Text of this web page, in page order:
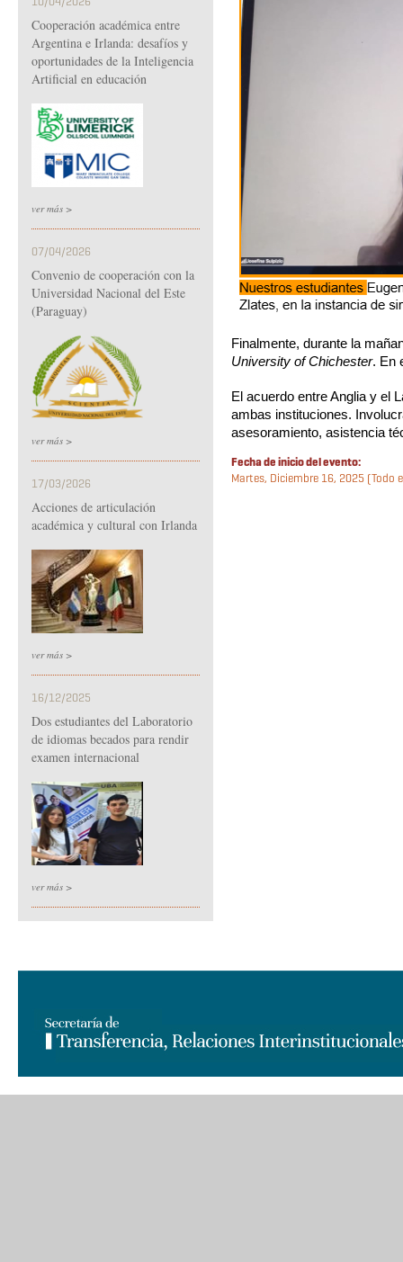
Cooperación académica entre
Argentina e Irlanda: desafíos y
oportunidades de la Inteligencia
Artificial en educación
ver más >
07/04/2026
Convenio de cooperación con la
Universidad Nacional del Este
(Paraguay)
ver más >
17/03/2026
Acciones de articulación
académica y cultural con Irlanda
ver más >
16/12/2025
Dos estudiantes del Laboratorio
de idiomas becados para rendir
examen internacional
ver más >
Finalmente, durante la
University of Chichester. En
El acuerdo entre Anglia y el
ambas instituciones.
asesoramiento, asistencia
Fecha de inicio del evento:
Martes, Diciembre 16, 2025 (Todo